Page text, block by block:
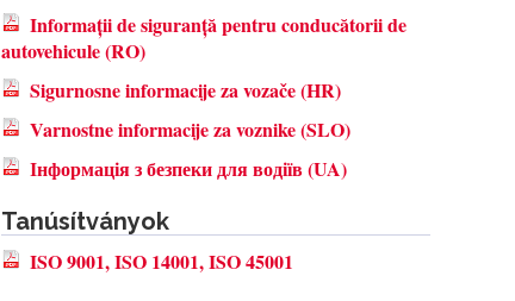
Informații de siguranță pentru conducătorii de
autovehicule (RO)
Sigurnosne informacije za vozače (HR)
Varnostne informacije za voznike (SLO)
Інформація з безпеки для водіїв (UA)
Tanúsítványok
ISO 9001, ISO 14001, ISO 45001